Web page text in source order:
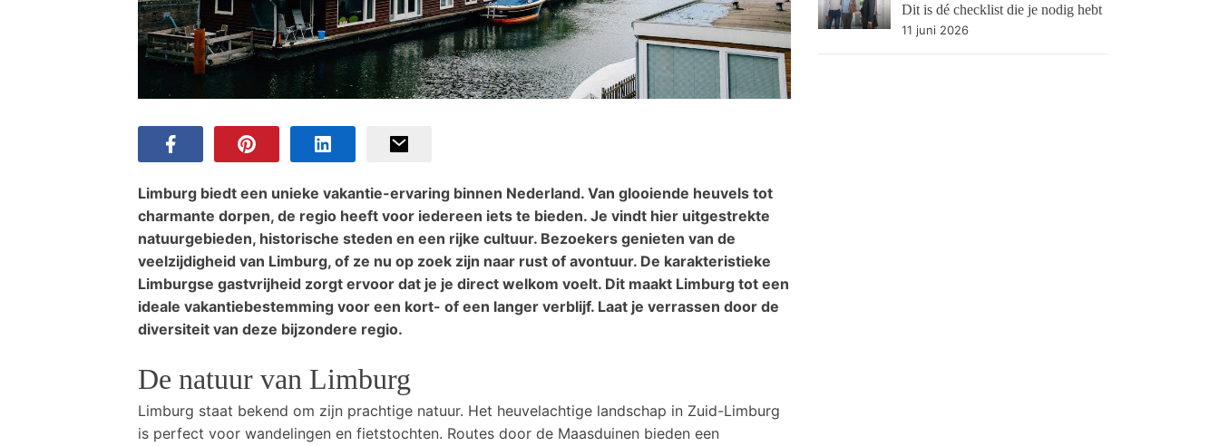
Limburg biedt een unieke vakantie-ervaring binnen Nederland. Van glooiende heuvels tot
charmante dorpen, de regio heeft voor iedereen iets te bieden. Je vindt hier uitgestrekte
natuurgebieden, historische steden en een rijke cultuur. Bezoekers genieten van de
veelzijdigheid van Limburg, of ze nu op zoek zijn naar rust of avontuur. De karakteristieke
Limburgse gastvrijheid zorgt ervoor dat je je direct welkom voelt. Dit maakt Limburg tot een
ideale vakantiebestemming voor een kort- of een langer verblijf. Laat je verrassen door de
diversiteit van deze bijzondere regio.
De natuur van Limburg
Limburg staat bekend om zijn prachtige natuur. Het heuvelachtige landschap in Zuid-Limburg
is perfect voor wandelingen en fietstochten. Routes door de Maasduinen bieden een
Dit is dé checklist die je nodig hebt
11 juni 2026